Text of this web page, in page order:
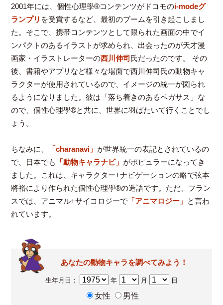
2001年には、個性心理學®コンテンツがドコモのi-modeグ
ランプリ を受賞するなど、最初のブームを引き起こしまし
た。そこで、携帯コンテンツとして限られた画面の中でイ
ンパクトのあるイラストが求められ、出会ったのが天才漫
画家・イラストレーターの西川伸司 氏だったのです。 その
後、書籍やアプリなど様々な場面で西川伸司氏の動物キャ
ラクターが使用されているので、イメージの統一が図られ
るようになりました。彼は「落ち着きのあるペガサス」な
ので、個性心理學®と共に、世界に羽ばたいて行くことでし
ょう。
ちなみに、 「charanavi」 が世界統一の表記とされているの
で、日本でも
「動物キャラナビ」 がポピュラーになってき
ました。これは、キャラクター+ナビゲーションの略で弦本
將裕により作られた個性心理學®の造語です。ただ、フラン
スでは、アニマル+サイコロジーで 「アニマロジー」 と言わ
れています。
あなたの動物キャラを調べてみよう！
生年月日： 年 月 日
女性 男性